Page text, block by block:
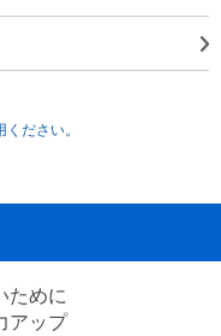
ださい。
ために
アップ